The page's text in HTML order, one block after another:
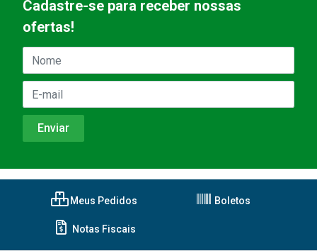
Cadastre-se para receber nossas
ofertas!
Meus Pedidos Boletos
Notas Fiscais